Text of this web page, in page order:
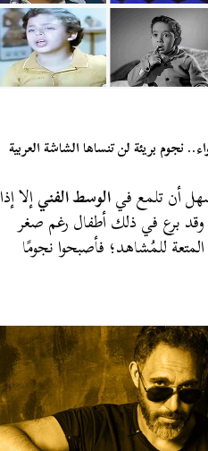
نجوم بريئة لن تنساها الشاشة العربية
أن تلمع فيالوسط الفنيإلا إذا
وقد برع في ذلك أطفال رغم صغر
للمُشاهد؛ فأصبحوا نجومًا